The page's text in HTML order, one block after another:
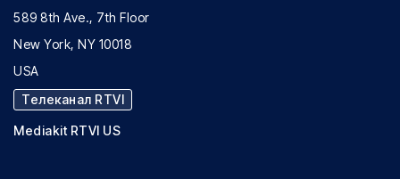
589 8th Ave., 7th Floor
New York, NY 10018
USA
Телеканал RTVI
Mediakit RTVI US